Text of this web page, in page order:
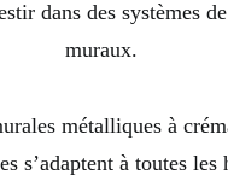
dans des systèmes
muraux.
métalliques à
s’adaptent à toutes les